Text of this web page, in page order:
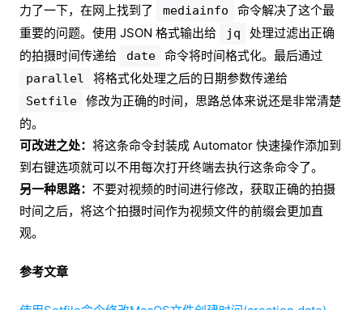
力了一下，在网上找到了 mediainfo
命令解决了这个最
重要的问题。使用 JSON 格式输出给
jq
处理过滤出正确
的拍摄时间传递给
date 命令将时间格式化。最后通过
parallel 将格式化处理之后的日期参数传递给
Setfile
修改为正确的时间，思路总体来说还是非常清楚
的。
可改进之处： 将这条命令封装成 Automator 快速操作添加到
到右键选项就可以不用每次打开终端去执行这条命令了。
另一种思路： 不要对视频的时间进行修改，获取正确的拍摄
时间之后，将这个拍摄时间作为视频文件的前缀会更加直
观。
参考文章